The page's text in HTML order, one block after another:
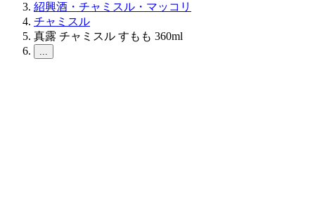
紹興酒・チャミスル・マッコリ
チャミスル
真露 チャミスル すもも 360ml
...